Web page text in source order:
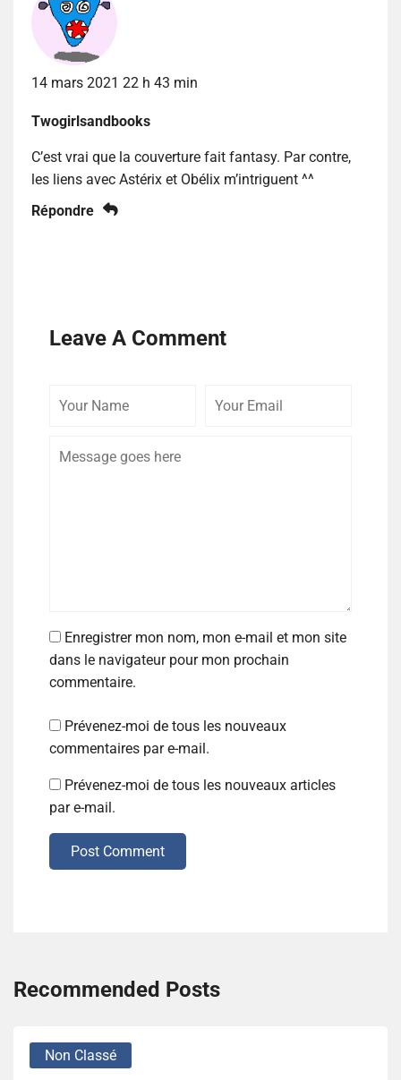
14 mars 2021 22 h 43 min
Twogirlsandbooks
C’est vrai que la couverture fait fantasy. Par contre,
les liens avec Astérix et Obélix m’intriguent ^^
Répondre
Leave A Comment
Enregistrer mon nom, mon e-mail et mon site
dans le navigateur pour mon prochain
commentaire.
Prévenez-moi de tous les nouveaux
commentaires par e-mail.
Prévenez-moi de tous les nouveaux articles
par e-mail.
Post Comment
Recommended Posts
Non Classé